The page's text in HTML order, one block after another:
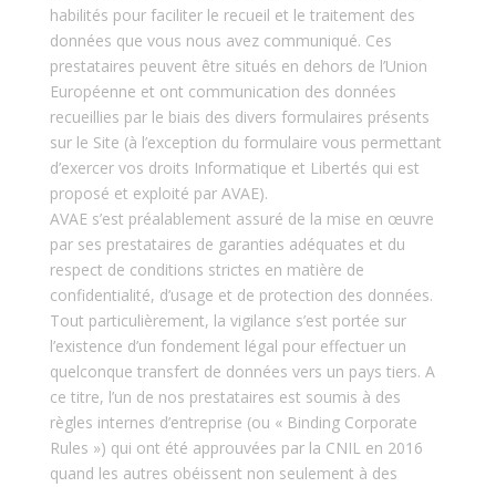
habilités pour faciliter le recueil et le traitement des
données que vous nous avez communiqué. Ces
prestataires peuvent être situés en dehors de l’Union
Européenne et ont communication des données
recueillies par le biais des divers formulaires présents
sur le Site (à l’exception du formulaire vous permettant
d’exercer vos droits Informatique et Libertés qui est
proposé et exploité par AVAE).
AVAE s’est préalablement assuré de la mise en œuvre
par ses prestataires de garanties adéquates et du
respect de conditions strictes en matière de
confidentialité, d’usage et de protection des données.
Tout particulièrement, la vigilance s’est portée sur
l’existence d’un fondement légal pour effectuer un
quelconque transfert de données vers un pays tiers. A
ce titre, l’un de nos prestataires est soumis à des
règles internes d’entreprise (ou « Binding Corporate
Rules ») qui ont été approuvées par la CNIL en 2016
quand les autres obéissent non seulement à des